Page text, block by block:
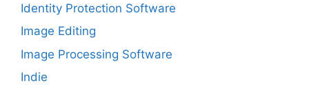
Identity Protection Software
Image Editing
Image Processing Software
Indie